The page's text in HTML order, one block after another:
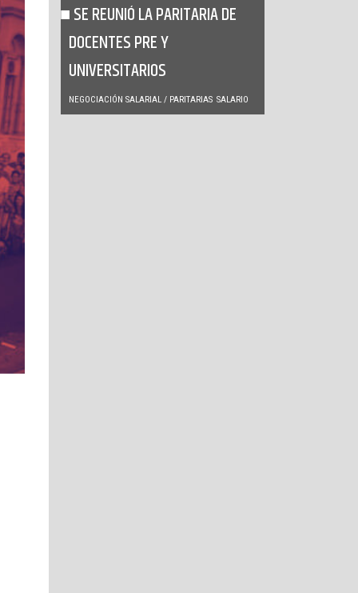
SE REUNIÓ LA PARITARIA DE
DOCENTES PRE Y
UNIVERSITARIOS
NEGOCIACIÓN SALARIAL / PARITARIAS SALARIO